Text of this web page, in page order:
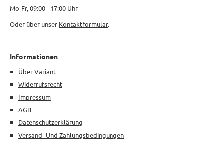
Mo-Fr, 09:00 - 17:00 Uhr
Oder über unser Kontaktformular.
Informationen
Über Variant
Widerrufsrecht
Impressum
AGB
Datenschutzerklärung
Versand- Und Zahlungsbedingungen